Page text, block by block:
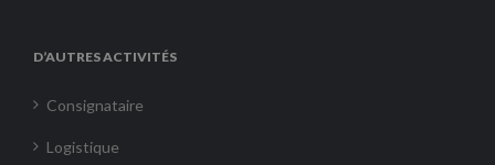
D’AUTRES ACTIVITÉS
Consignataire
Logistique